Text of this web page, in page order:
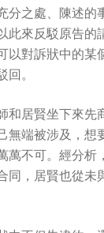
分之處、陳述的
此來反駁原告的
以對訴狀中的某
回。
和居賢坐下來先
無端被涉及，想
萬不可。經分析
同，居賢也從未